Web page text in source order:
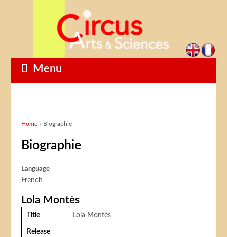
Menu
You are here
Home » Biographie
Biographie
Language
French
Lola Montès
Title Lola Montès
Release